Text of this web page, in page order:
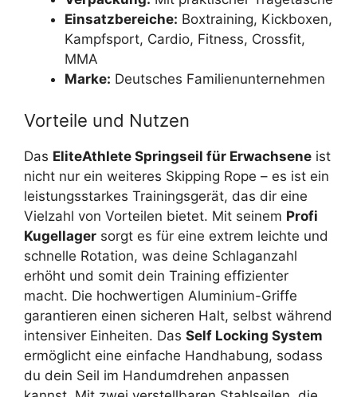
Einsatzbereiche: Boxtraining, Kickboxen,
Kampfsport, Cardio, Fitness, Crossfit,
MMA
Marke: Deutsches Familienunternehmen
Vorteile und Nutzen
Das EliteAthlete Springseil für Erwachsene ist
nicht nur ein weiteres Skipping Rope – es ist ein
leistungsstarkes Trainingsgerät, das dir eine
Vielzahl von Vorteilen bietet. Mit seinem Profi
Kugellager sorgt es für eine extrem leichte und
schnelle Rotation, was deine Schlaganzahl
erhöht und somit dein Training effizienter
macht. Die hochwertigen Aluminium-Griffe
garantieren einen sicheren Halt, selbst während
intensiver Einheiten. Das Self Locking System
ermöglicht eine einfache Handhabung, sodass
du dein Seil im Handumdrehen anpassen